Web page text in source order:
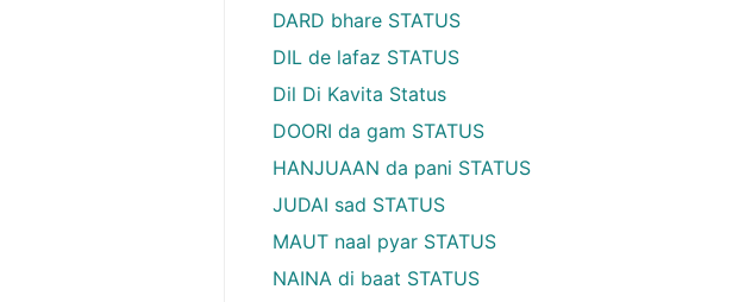
DARD bhare STATUS
DIL de lafaz STATUS
Dil Di Kavita Status
DOORI da gam STATUS
HANJUAAN da pani STATUS
JUDAI sad STATUS
MAUT naal pyar STATUS
NAINA di baat STATUS